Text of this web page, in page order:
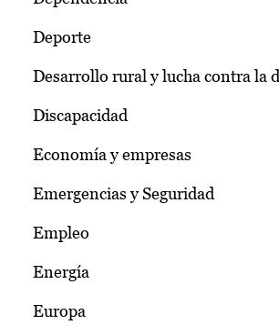
Deporte
Desarrollo rural y lucha contra la
Discapacidad
Economía y empresas
Emergencias y Seguridad
Empleo
Energía
Europa